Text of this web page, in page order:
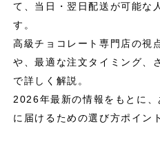
て、当日・翌日配送が可能な
す。
高級チョコレート専門店の視
や、最適な注文タイミング、
で詳しく解説。
2026年最新の情報をもとに
に届けるための選び方ポイン